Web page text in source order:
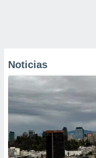
Noticias